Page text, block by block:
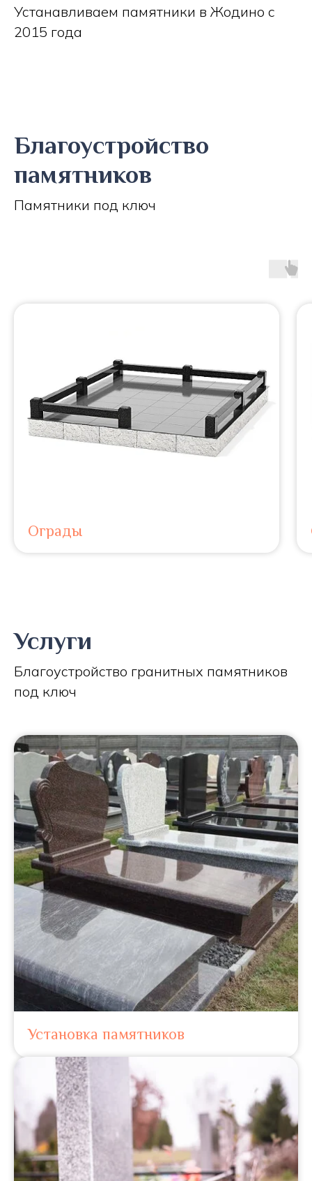
Устанавливаем памятники в Жодино с
2015 года
Благоустройство
памятников
Памятники под ключ
Ограды
Услуги
Благоустройство гранитных памятников
под ключ
Установка памятников